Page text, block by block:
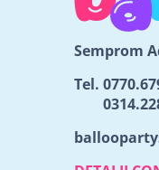
Semprom
Tel.